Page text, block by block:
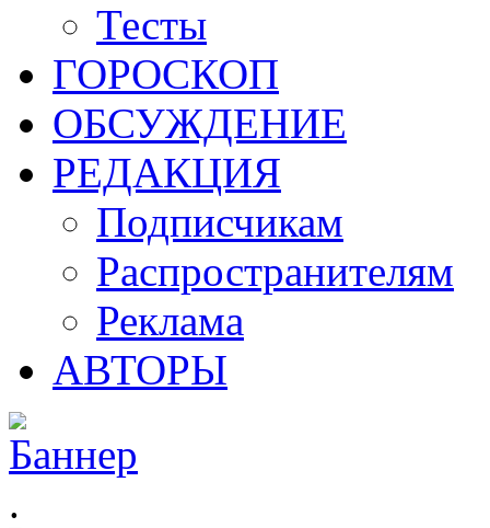
Тесты
ГОРОСКОП
ОБСУЖДЕНИЕ
РЕДАКЦИЯ
Подписчикам
Распространителям
Реклама
АВТОРЫ
.